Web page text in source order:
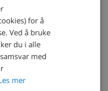
SPANISH
GERMAN
for å
Ved å bruke
du i alle
med
mer